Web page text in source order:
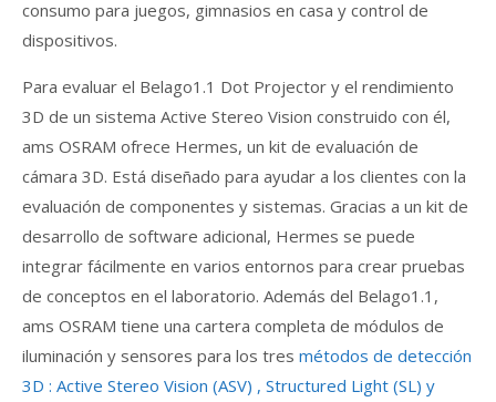
consumo para juegos, gimnasios en casa y control de
dispositivos.
Para evaluar el Belago1.1 Dot Projector y el rendimiento
3D de un sistema Active Stereo Vision construido con él,
ams OSRAM ofrece Hermes, un kit de evaluación de
cámara 3D. Está diseñado para ayudar a los clientes con la
evaluación de componentes y sistemas. Gracias a un kit de
desarrollo de software adicional, Hermes se puede
integrar fácilmente en varios entornos para crear pruebas
de conceptos en el laboratorio. Además del Belago1.1,
ams OSRAM tiene una cartera completa de módulos de
iluminación y sensores para los tres métodos de detección
3D : Active Stereo Vision (ASV) , Structured Light (SL) y